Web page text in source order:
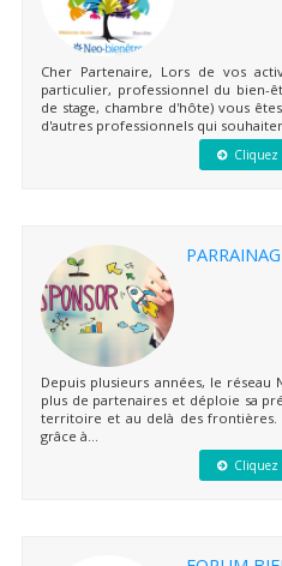
Cher Partenaire, Lors de vos
particulier, professionnel du bien-
de stage, chambre d'hôte) vous
d'autres professionnels qui
Cliquez
Depuis plusieurs années, le
plus de partenaires et déploie sa
territoire et au delà des frontières.
grâce à...
Cliquez